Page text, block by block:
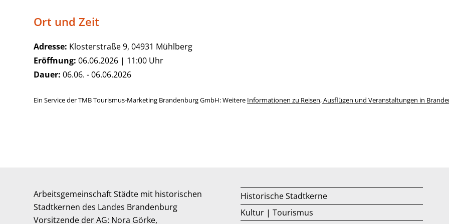
Ort und Zeit
Adresse: Klosterstraße 9, 04931 Mühlberg
Eröffnung: 06.06.2026 | 11:00 Uhr
Dauer: 06.06. - 06.06.2026
Ein Service der TMB Tourismus-Marketing Brandenburg GmbH: Weitere Informationen zu Reisen, Ausflügen und Veranstaltungen in
Arbeitsgemeinschaft Städte mit historischen
Stadtkernen des Landes Brandenburg
Vorsitzende der AG: Nora Görke,
Historische Stadtkerne
Kultur | Tourismus